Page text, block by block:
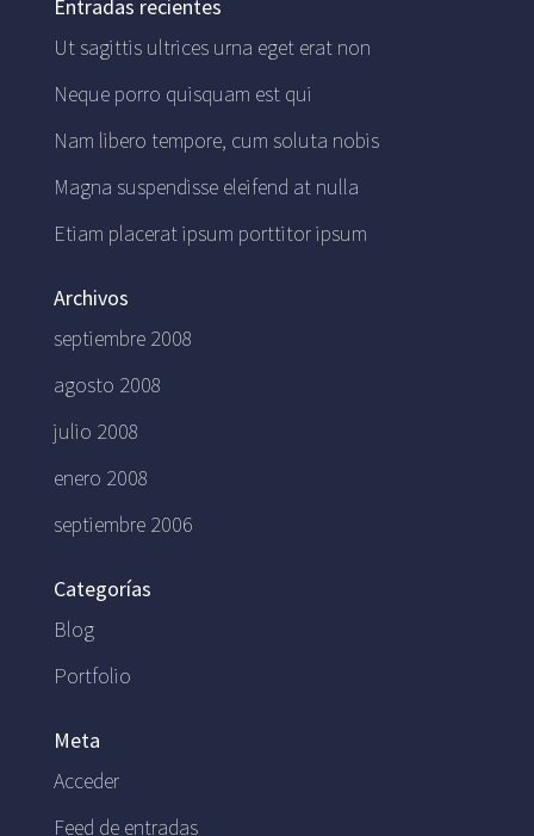
Entradas recientes
Ut sagittis ultrices urna eget erat non
Neque porro quisquam est qui
Nam libero tempore, cum soluta nobis
Magna suspendisse eleifend at nulla
Etiam placerat ipsum porttitor ipsum
Archivos
septiembre 2008
agosto 2008
julio 2008
enero 2008
septiembre 2006
Categorías
Blog
Portfolio
Meta
Acceder
Feed de entradas